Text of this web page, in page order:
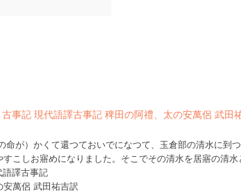
事記 現代語譯古事記 稗田の阿禮、太の安萬侶 武田
命が）かくて還つておいでになつて、玉倉部の清水に到
こしお寤めになりました。そこでその清水を居寤の清水
譯古事記
萬侶 武田祐吉訳